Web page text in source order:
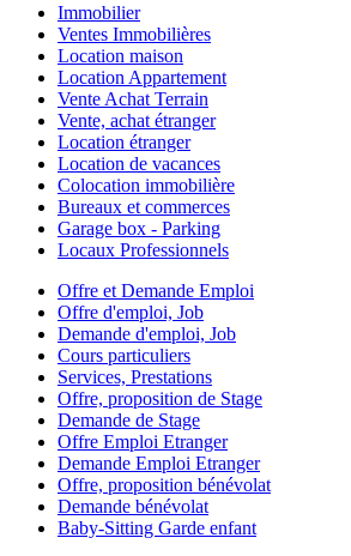
Immobilier
Ventes Immobilières
Location maison
Location Appartement
Vente Achat Terrain
Vente, achat étranger
Location étranger
Location de vacances
Colocation immobilière
Bureaux et commerces
Garage box - Parking
Locaux Professionnels
Offre et Demande Emploi
Offre d'emploi, Job
Demande d'emploi, Job
Cours particuliers
Services, Prestations
Offre, proposition de Stage
Demande de Stage
Offre Emploi Etranger
Demande Emploi Etranger
Offre, proposition bénévolat
Demande bénévolat
Baby-Sitting Garde enfant